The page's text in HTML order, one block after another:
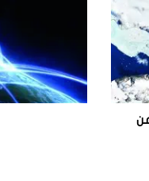
ض
ا
ء